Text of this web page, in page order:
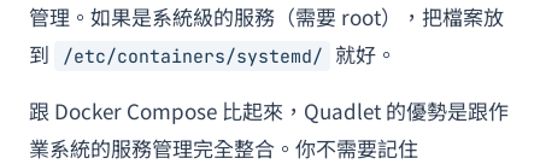
管理。如果是系統級的服務（需要 root），把檔案放
到
/etc/containers/systemd/
就好。
跟 Docker Compose 比起來，Quadlet 的優勢是跟作
業系統的服務管理完全整合。你不需要記住